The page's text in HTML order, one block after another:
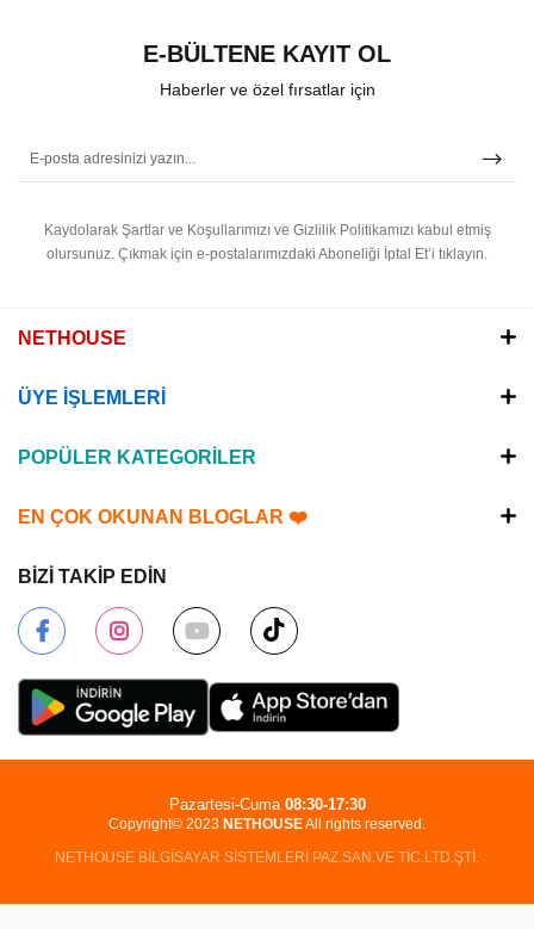
E-BÜLTENE KAYIT OL
Haberler ve özel fırsatlar için
Kaydolarak Şartlar ve Koşullarımızı ve Gizlilik Politikamızı kabul etmiş
olursunuz. Çıkmak için e-postalarımızdaki Aboneliği İptal Et’i tıklayın.
NETHOUSE
ÜYE İŞLEMLERİ
POPÜLER KATEGORİLER
EN ÇOK OKUNAN BLOGLAR ❤️
BİZİ TAKİP EDİN
Copyright© 2023 NETHOUSEAll rights reserved.
NETHOUSE BİLGİSAYAR SİSTEMLERİ PAZ.SAN.VE TİC.LTD.ŞTİ.
Pazartesi-Cuma 08:30-17:30